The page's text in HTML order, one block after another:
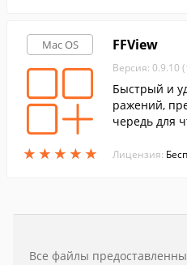
Mac OS
★ ★ ★ ★ ★
★ ★ ★ ★ ★
FFView
Версия: 0.9.10
Быстрый и
ражений,
чередь для
Лицензия:
Все файлы